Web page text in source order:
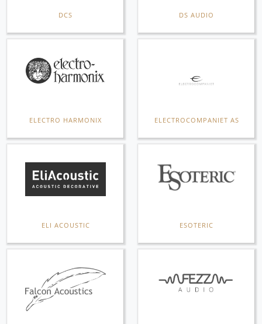
DCS DS AUDIO
ELECTRO HARMONIX ELECTROCOMPANIET AS
ELI ACOUSTIC ESOTERIC